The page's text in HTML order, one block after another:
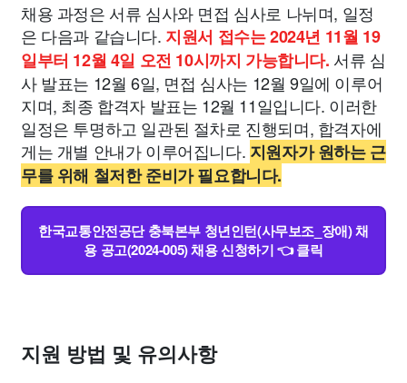
채용 과정은 서류 심사와 면접 심사로 나뉘며, 일정
은 다음과 같습니다. 지원서 접수는 2024년 11월 19
일부터 12월 4일 오전 10시까지 가능합니다. 서류 심
사 발표는 12월 6일, 면접 심사는 12월 9일에 이루어
지며, 최종 합격자 발표는 12월 11일입니다. 이러한
일정은 투명하고 일관된 절차로 진행되며, 합격자에
게는 개별 안내가 이루어집니다. 지원자가 원하는 근
무를 위해 철저한 준비가 필요합니다.
한국교통안전공단 충북본부 청년인턴(사무보조_장애) 채
용 공고(2024-005) 채용 신청하기 👈 클릭
지원 방법 및 유의사항